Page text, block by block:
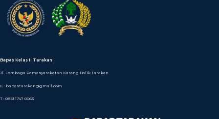
Bapas Kelas II Tarakan
Jl. Lembaga Pemasyarakatan Karang Balik Tarakan
E : bapastarakan@gmail.com
T : 0851 1747 0063